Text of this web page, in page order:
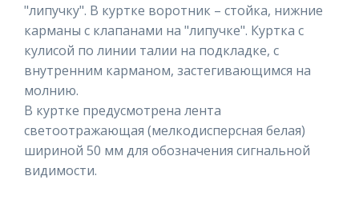
"липучку". В куртке воротник – стойка, нижние
карманы с клапанами на "липучке". Куртка с
кулисой по линии талии на подкладке, с
внутренним карманом, застегивающимся на
молнию.
В куртке предусмотрена лента
светоотражающая (мелкодисперсная белая)
шириной 50 мм для обозначения сигнальной
видимости.